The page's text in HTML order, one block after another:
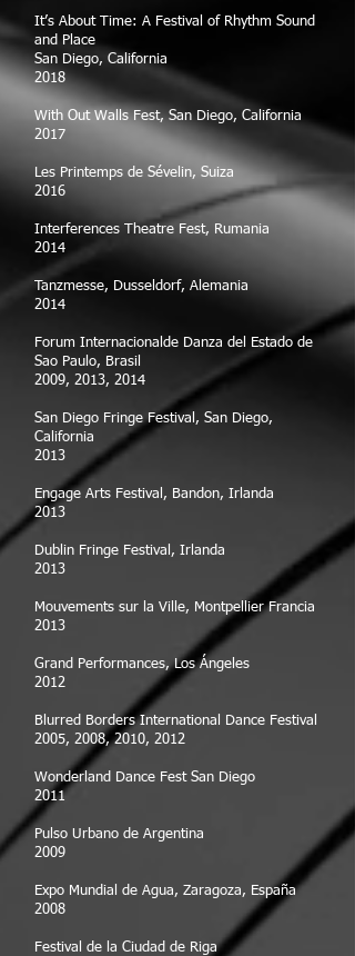
It’s About Time: A Festival of Rhythm Sound
and Place
San Diego, California
2018
With Out Walls Fest, San Diego, California
2017
Les Printemps de Sévelin, Suiza
2016
Interferences Theatre Fest, Rumania
2014
Tanzmesse, Dusseldorf, Alemania
2014
Forum Internacionalde Danza del Estado de
Sao Paulo, Brasil
2009, 2013, 2014
San Diego Fringe Festival, San Diego,
California
2013
Engage Arts Festival, Bandon, Irlanda
2013
Dublin Fringe Festival, Irlanda
2013
Mouvements sur la Ville, Montpellier Francia
2013
Grand Performances, Los Ángeles
2012
Blurred Borders International Dance Festival
2005, 2008, 2010, 2012
Wonderland Dance Fest San Diego
2011
Pulso Urbano de Argentina
2009
Expo Mundial de Agua, Zaragoza, España
2008
Festival de la Ciudad de Riga